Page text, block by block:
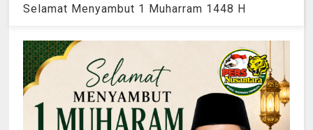
Selamat Menyambut 1 Muharram 1448 H